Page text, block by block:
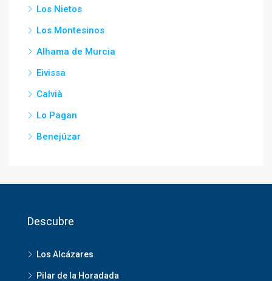
Los Nietos
Los Montesinos
Alhama de Murcia
Eivissa
Calvià
Lo Pagan
Benejúzar
Descubre
Los Alcázares
Pilar de la Horadada